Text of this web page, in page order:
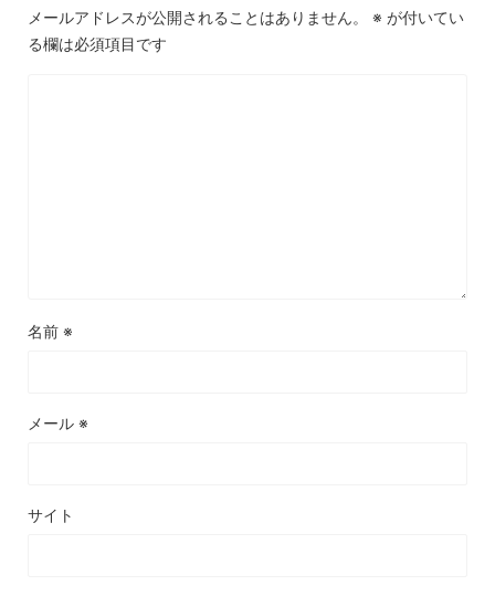
メールアドレスが公開されることはありません。 ※ が付いてい
る欄は必須項目です
名前 ※
メール ※
サイト